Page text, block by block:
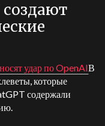
удар по OpenAIВ
которые
содержали